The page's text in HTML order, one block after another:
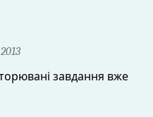
завдання вже